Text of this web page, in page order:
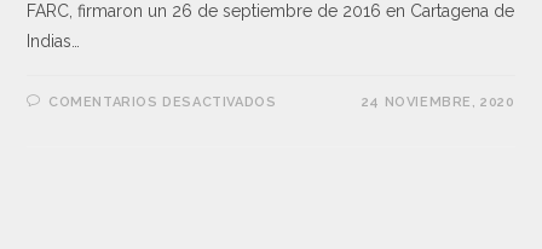
FARC, firmaron un 26 de septiembre de 2016 en Cartagena de
Indias…
COMENTARIOS DESACTIVADOS 24 NOVIEMBRE, 2020